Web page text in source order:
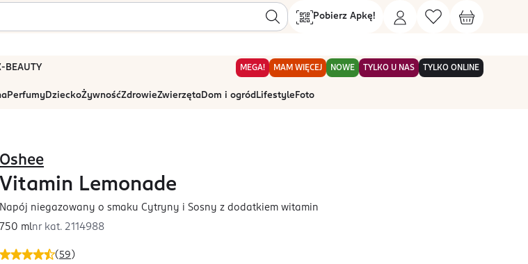
Pobierz Apkę!
BEAUTY MEGA! MAM WIĘCEJ NOWE TYLKO U NAS TYLKO ONLINE
PerfumyDzieckoŻywnośćZdrowieZwierzętaDom i ogród Lifestyle Foto
( 59 )
Oshee
Vitamin Lemonade
Napój niegazowany o smaku Cytryny i Sosny z dodatkiem witamin
750 mlnr kat. 2114988